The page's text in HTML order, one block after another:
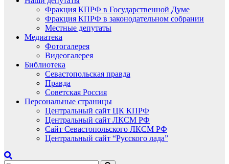
Фракция КПРФ в Государственной Думе
Фракция КПРФ в законодательном собрании
Местные депутаты
Медиатека
Фотогалерея
Видеогалерея
Библиотека
Севастопольская правда
Правда
Советская Россия
Персональные страницы
Центральный сайт ЦК КПРФ
Центральный сайт ЛКСМ РФ
Сайт Севастопольского ЛКСМ РФ
Центральный сайт “Русского лада”